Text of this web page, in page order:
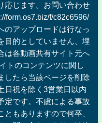
応じます。お問い合わせ
form.os7.biz/f/c82c6596/
のアップロードは行なっ
目的としていません、埋
は各動画共有サイト元へ
トのコンテンツに関し
したら当該ページを削除
日祝を除く3営業日以内
定です。不慮による事故
もありますので何卒、